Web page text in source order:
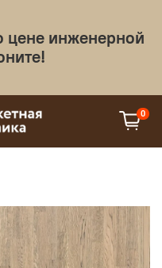
цене инженерной
0